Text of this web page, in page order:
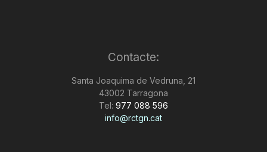
Contacte:
Santa Joaquima de Vedruna, 21
43002 Tarragona
Tel: 977 088 596
info@rctgn.cat